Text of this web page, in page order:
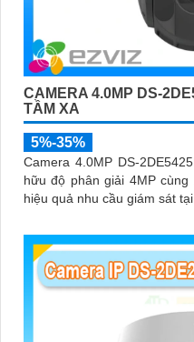
CAMERA 4.0MP DS-
TẦM XA
5%-35%
Camera 4.0MP DS-
hữu độ phân giải 4MP
hiệu quả nhu cầu giám sát